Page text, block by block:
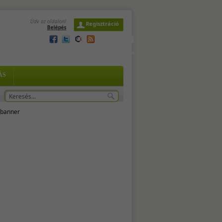
-
Üdv az oldalon!
Belépés
Regisztráció